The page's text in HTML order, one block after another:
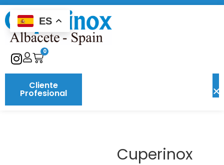
Cliente
Profesional
0
Cuperinox
ES